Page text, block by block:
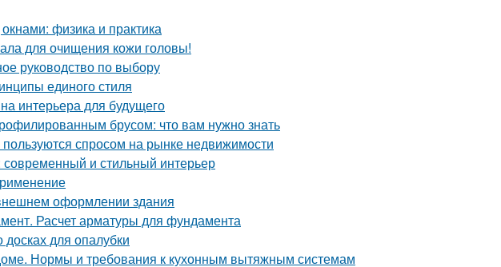
физика и практика
для очищения кожи головы!
руководство по выбору
единого стиля
интерьера для будущего
брусом: что вам нужно знать
спросом на рынке недвижимости
современный и стильный интерьер
оформлении здания
Расчет арматуры для фундамента
для опалубки
Нормы и требования к кухонным вытяжным системам